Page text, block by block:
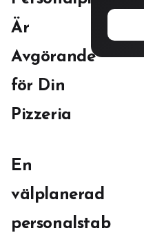
Är
Avgörande
för Din
Pizzeria
En
välplanerad
personalstab